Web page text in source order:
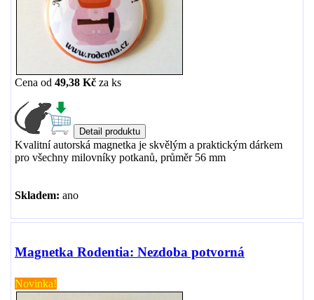
Cena od 49,38 Kč za ks
Kvalitní autorská magnetka je skvělým a praktickým dárkem
pro všechny milovníky potkanů, průměr 56 mm
Skladem: ano
Magnetka Rodentia: Nezdoba potvorná
Novinka!